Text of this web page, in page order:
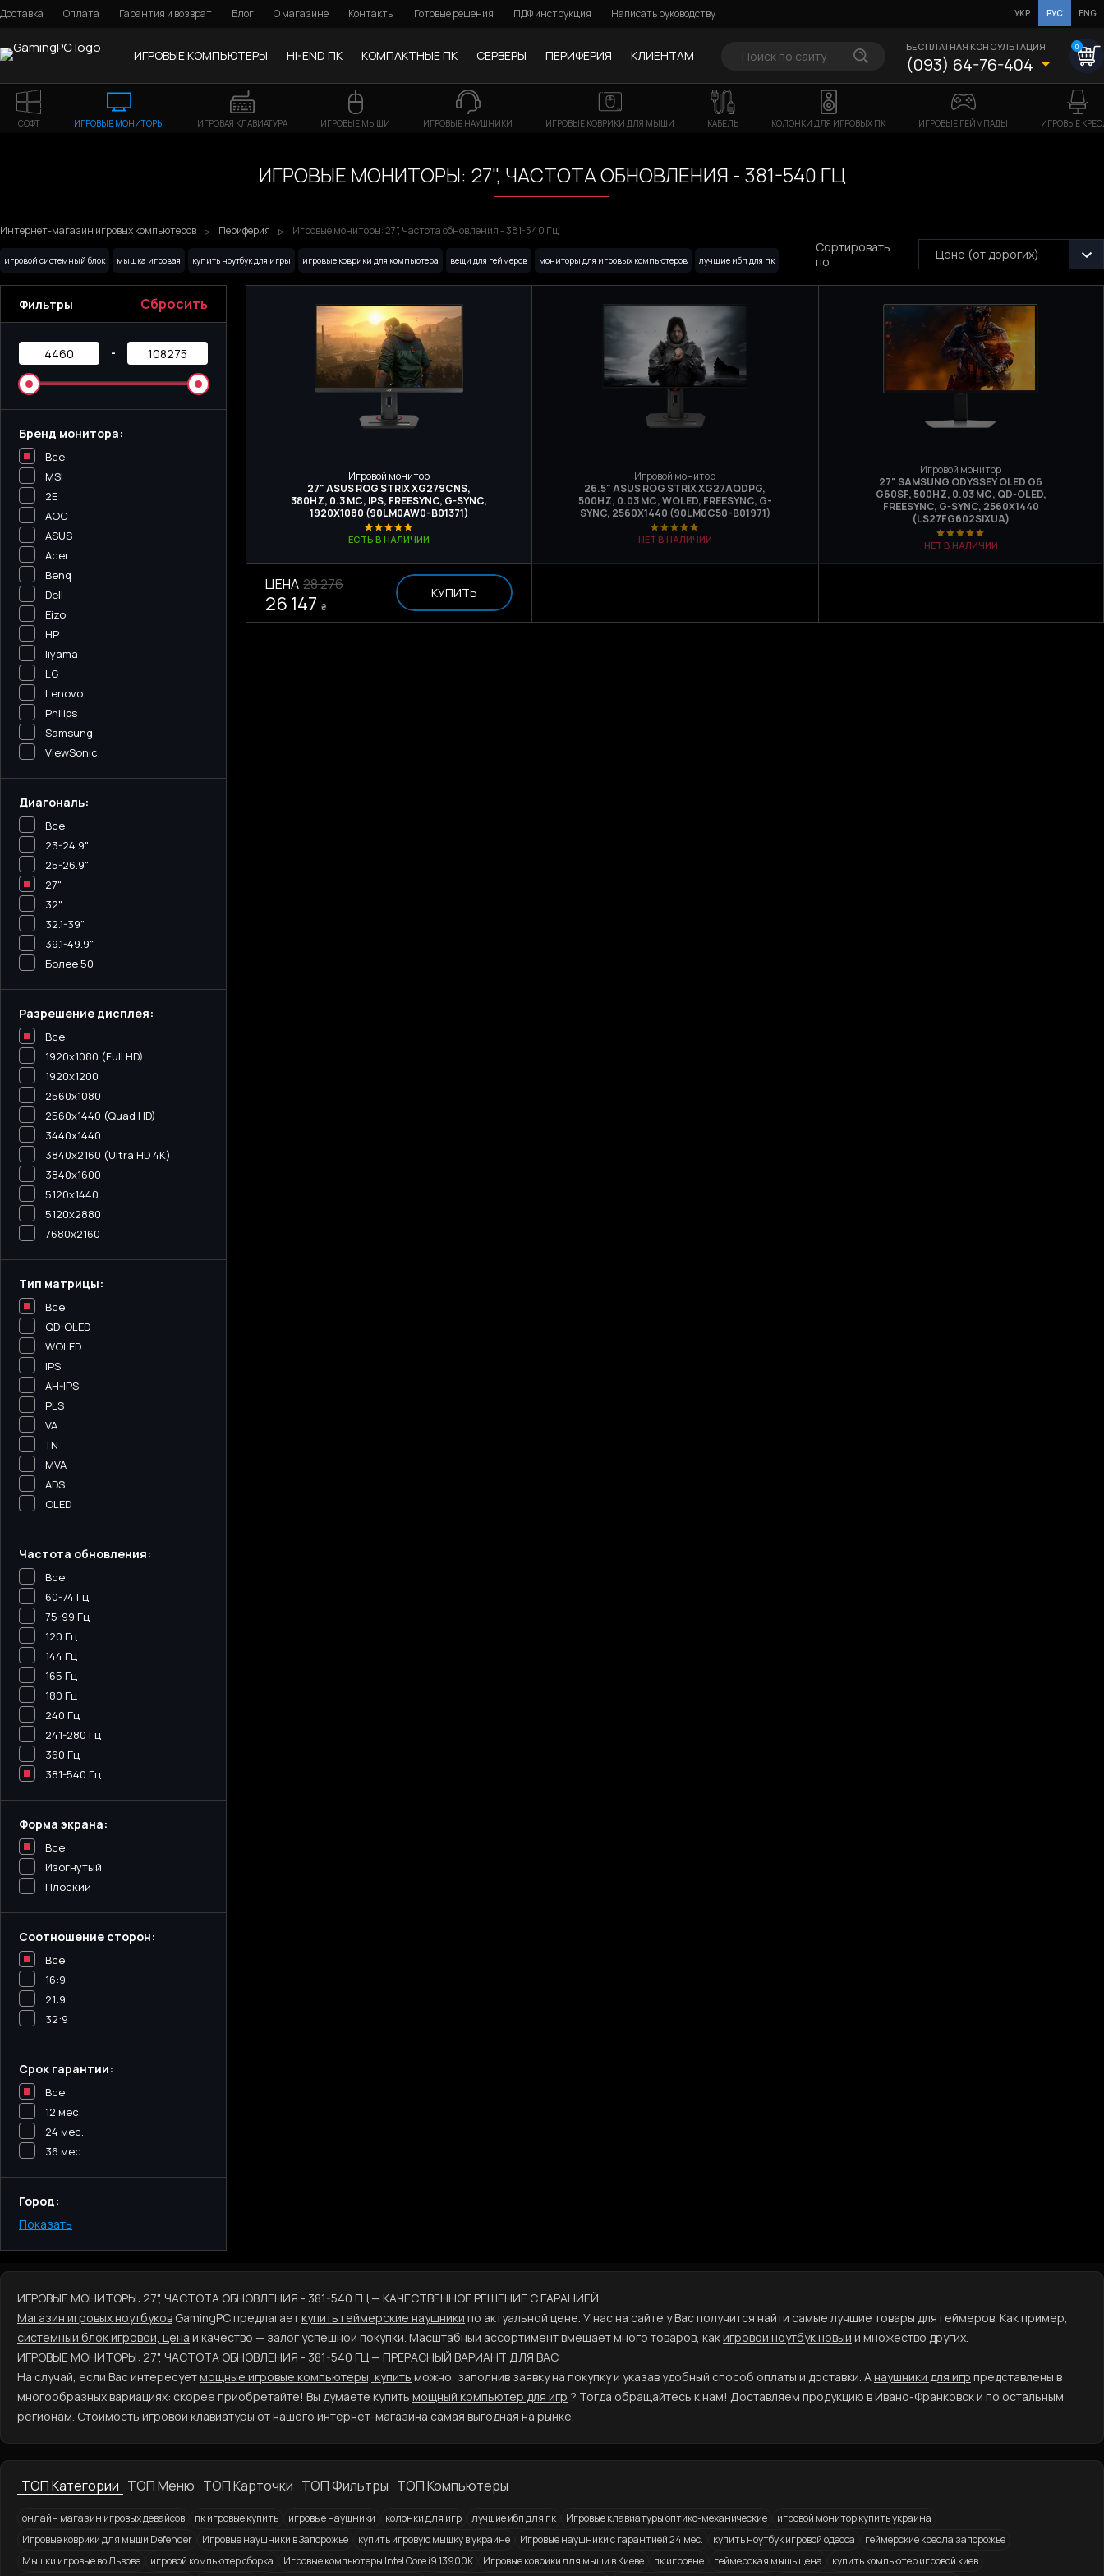
Доставка Оплата Гарантия и возврат Блог О магазине Контакты Готовые решения ПДФ инструкция Написать руководству УКР РУС ENG
ИГРОВЫЕ КОМПЬЮТЕРЫ HI-END ПК КОМПАКТНЫЕ ПК СЕРВЕРЫ ПЕРИФЕРИЯ КЛИЕНТАМ
БЕСПЛАТНАЯ КОНСУЛЬТАЦИЯ
(093) 64-76-404
0
СОФТ ИГРОВЫЕ МОНИТОРЫ ИГРОВАЯ КЛАВИАТУРА ИГРОВЫЕ МЫШИ ИГРОВЫЕ НАУШНИКИ ИГРОВЫЕ КОВРИКИ ДЛЯ МЫШИ КАБЕЛЬ КОЛОНКИ ДЛЯ ИГРОВЫХ ПК ИГРОВЫЕ ГЕЙМПАДЫ ИГРОВЫЕ
ИГРОВЫЕ МОНИТОРЫ: 27", ЧАСТОТА ОБНОВЛЕНИЯ - 381-540 ГЦ
Интернет-магазин игровых компьютеров Периферия Игровые мониторы: 27", Частота обновления - 381-540 Гц
игровой системный блок мышка игровая купить ноутбук для игры игровые коврики для компьютера вещи для геймеров мониторы для игровых компьютеров лучшие ибп для пк
Сортировать
по
Цене (от дорогих)
Фильтры Сбросить
-
Бренд монитора:
Все
MSI
2E
AOC
ASUS
Acer
Benq
Dell
Eizo
HP
Iiyama
LG
Lenovo
Philips
Samsung
ViewSonic
Диагональ:
Все
23-24.9"
25-26.9"
27"
32"
32.1-39"
39.1-49.9"
Более 50
Разрешение дисплея:
Все
1920x1080 (Full HD)
1920x1200
2560x1080
2560x1440 (Quad HD)
3440х1440
3840x2160 (Ultra HD 4K)
3840x1600
5120x1440
5120х2880
7680x2160
Тип матрицы:
Все
QD-OLED
WOLED
IPS
AH-IPS
PLS
VA
TN
MVA
ADS
OLED
Частота обновления:
Все
60-74 Гц
75-99 Гц
120 Гц
144 Гц
165 Гц
180 Гц
240 Гц
241-280 Гц
360 Гц
381-540 Гц
Форма экрана:
Все
Изогнутый
Плоский
Соотношение сторон:
Все
16:9
21:9
32:9
Срок гарантии:
Все
12 мес.
24 мес.
36 мес.
Город:
Киев
Запорожье
Львов
Показать
Игровой монитор
27" ASUS ROG STRIX XG279CNS,
380HZ, 0.3 МС, IPS, FREESYNC, G-SYNC,
1920X1080 (90LM0AW0-B01371)
ЕСТЬ В НАЛИЧИИ
ЦЕНА 28 276
26 147 ₴
КУПИТЬ
Игровой монитор
26.5" ASUS ROG STRIX XG27AQDPG,
500HZ, 0.03 МС, WOLED, FREESYNC, G-
SYNC, 2560X1440 (90LM0C50-B01971)
НЕТ В НАЛИЧИИ
Игровой монитор
27" SAMSUNG ODYSSEY OLED G6
G60SF, 500HZ, 0.03 МС, QD-OLED,
FREESYNC, G-SYNC, 2560Х1440
(LS27FG602SIXUA)
НЕТ В НАЛИЧИИ
ИГРОВЫЕ МОНИТОРЫ: 27", ЧАСТОТА ОБНОВЛЕНИЯ - 381-540 ГЦ — КАЧЕСТВЕННОЕ РЕШЕНИЕ С ГАРАНИЕЙ
Магазин игровых ноутбуков GamingPC предлагаеткупить геймерские наушники по актуальной цене. У нас на сайте у Вас получится найти самые лучшие товары для геймеров. Как пример,
системный блок игровой, цена и качество — залог успешной покупки. Масштабный ассортимент вмещает много товаров, какигровой ноутбук новый и множество других.
ИГРОВЫЕ МОНИТОРЫ: 27", ЧАСТОТА ОБНОВЛЕНИЯ - 381-540 ГЦ — ПРЕРАСНЫЙ ВАРИАНТ ДЛЯ ВАС
На случай, если Вас интересуетмощные игровые компьютеры, купить можно, заполнив заявку на покупку и указав удобный способ оплаты и доставки. Анаушники для игр представлены в
многообразных вариациях: скорее приобретайте! Вы думаете купить мощный компьютер для игр ? Тогда обращайтесь к нам! Доставляем продукцию в Ивано-Франковск и по остальным
регионам. Стоимость игровой клавиатуры от нашего интернет-магазина самая выгодная на рынке.
ТОП Категории ТОП Меню ТОП Карточки ТОП Фильтры ТОП Компьютеры
онлайн магазин игровых девайсов пк игровые купить игровые наушники колонки для игр лучшие ибп для пк Игровые клавиатуры оптико-механические
игровой монитор купить украина
Игровые коврики для мыши Defender
Игровые наушники в Запорожье купить игровую мышку в украине Игровые наушники с гарантией 24 мес. купить ноутбук игровой одесса
геймерские кресла запорожье
Мышки игровые во Львове
игровой компьютер сборка Игровые компьютеры Intel Core i9 13900K Игровые коврики для мыши в Киеве пк игровые геймерская мышь цена
купить компьютер игровой киев